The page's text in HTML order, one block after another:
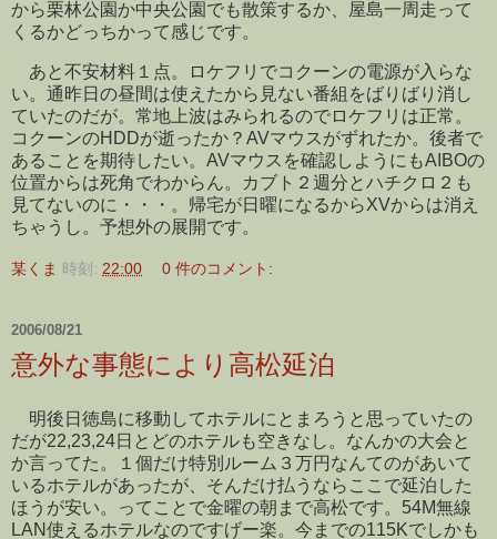
から栗林公園か中央公園でも散策するか、屋島一周走って
くるかどっちかって感じです。
あと不安材料１点。ロケフリでコクーンの電源が入らな
い。通昨日の昼間は使えたから見ない番組をばりばり消し
ていたのだが。常地上波はみられるのでロケフリは正常。
コクーンのHDDが逝ったか？AVマウスがずれたか。後者で
あることを期待したい。AVマウスを確認しようにもAIBOの
位置からは死角でわからん。カブト２週分とハチクロ２も
見てないのに・・・。帰宅が日曜になるからXVからは消え
ちゃうし。予想外の展開です。
某くま 時刻: 22:00 0 件のコメント:
2006/08/21
意外な事態により高松延泊
明後日徳島に移動してホテルにとまろうと思っていたの
だが22,23,24日とどのホテルも空きなし。なんかの大会と
か言ってた。１個だけ特別ルーム３万円なんてのがあいて
いるホテルがあったが、そんだけ払うならここで延泊した
ほうが安い。ってことで金曜の朝まで高松です。54M無線
LAN使えるホテルなのですげー楽。今までの115Kでしかも